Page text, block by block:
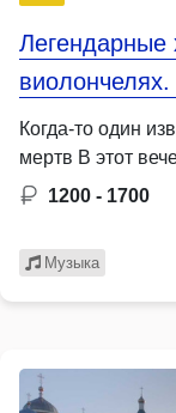
Легендарные
Когда-то один
мертв В этот
1200 - 1700
Музыка